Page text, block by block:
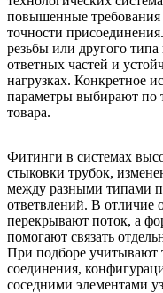
Фитинги в системах
стыковки трубок,
между разными типами
ответвлений. В отличие
перекрывают поток, а
помогают связать
При подборе учитывают
соединения,
соседними элементами
повышенные требования
точности
резьбы или другого
ответных частей и
нагрузках. Конкретное
параметры выбирают по
товара.